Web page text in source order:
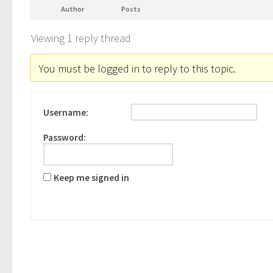
Author Posts
Viewing 1 reply thread
You must be logged in to reply to this topic.
Username:
Password:
Keep me signed in